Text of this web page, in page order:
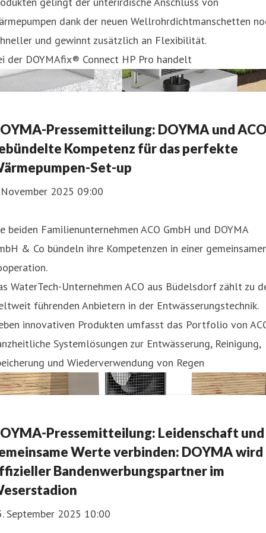
dank der neuen Wellrohrdichtmanschetten
und gewinnt zusätzlich an Flexibilität.
der DOYMAfix® Connect HP Pro handelt
Pressemitteilung: DOYMA und
Kompetenz für das perfekte
Set-up
2025 09:00
beiden Familienunternehmen ACO GmbH und DOYMA
& Co bündeln ihre Kompetenzen in einer
WaterTech-Unternehmen ACO aus Büdelsdorf zählt zu
führenden Anbietern in der Entwässerungstechnik.
innovativen Produkten umfasst das Portfolio von
Systemlösungen zur Entwässerung, Reinigung,
und Wiederverwendung von Regen
Pressemitteilung: Leidenschaft und
Werte verbinden: DOYMA wird
Bandenwerbungspartner im
September 2025 10:00